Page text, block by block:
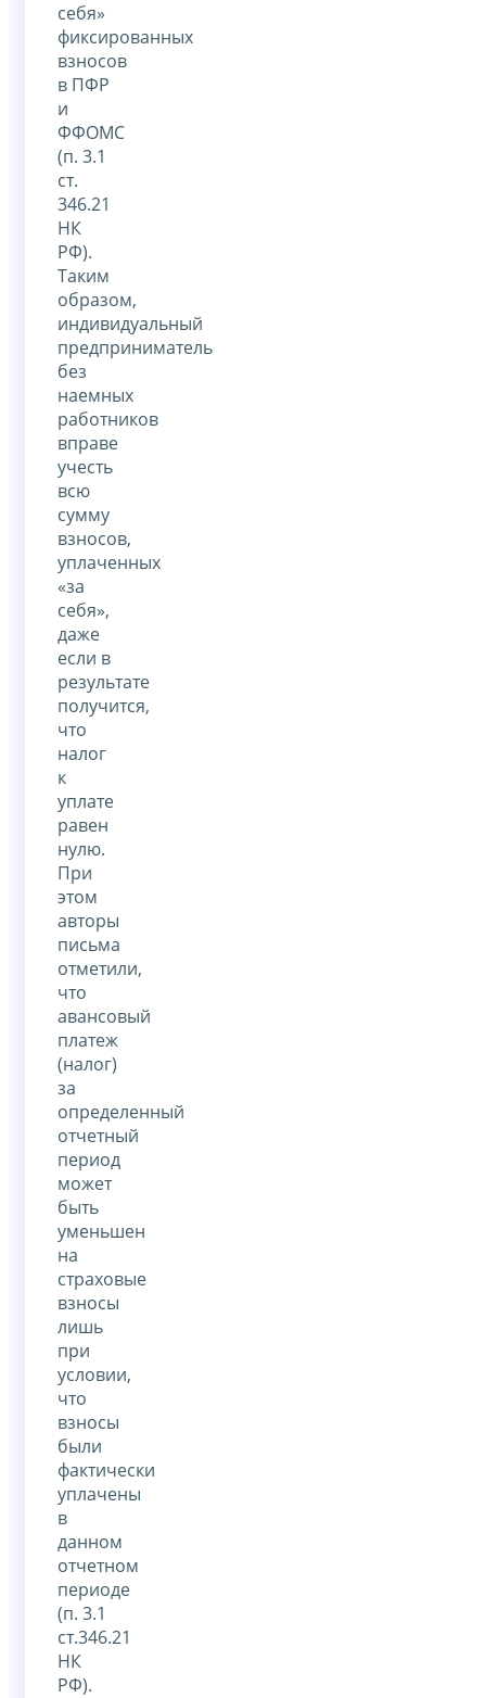
себя»
фиксированных
взносов
в ПФР
и
ФФОМС
(п. 3.1
ст.
346.21
НК
РФ).
Таким
образом,
индивидуальный
предприниматель
без
наемных
работников
вправе
учесть
всю
сумму
взносов,
уплаченных
«за
себя»,
даже
если в
результате
получится,
что
налог
к
уплате
равен
нулю.
При
этом
авторы
письма
отметили,
что
авансовый
платеж
(налог)
за
определенный
отчетный
период
может
быть
уменьшен
на
страховые
взносы
лишь
при
условии,
что
взносы
были
фактически
уплачены
в
данном
отчетном
периоде
(п. 3.1
ст.346.21
НК
РФ).